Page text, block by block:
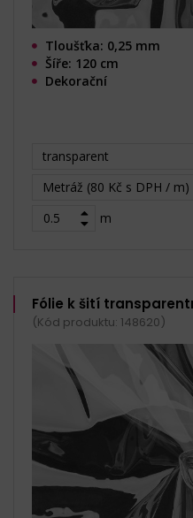
Tloušťka: 0,25 mm
Šíře: 120 cm
Dekorační
transparent
Metráž (80 Kč s DPH / m)
m
Fólie k šití
(Kód produktu: 148620)